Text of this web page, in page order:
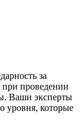
за
проведении
Ваши эксперты
уровня, которые